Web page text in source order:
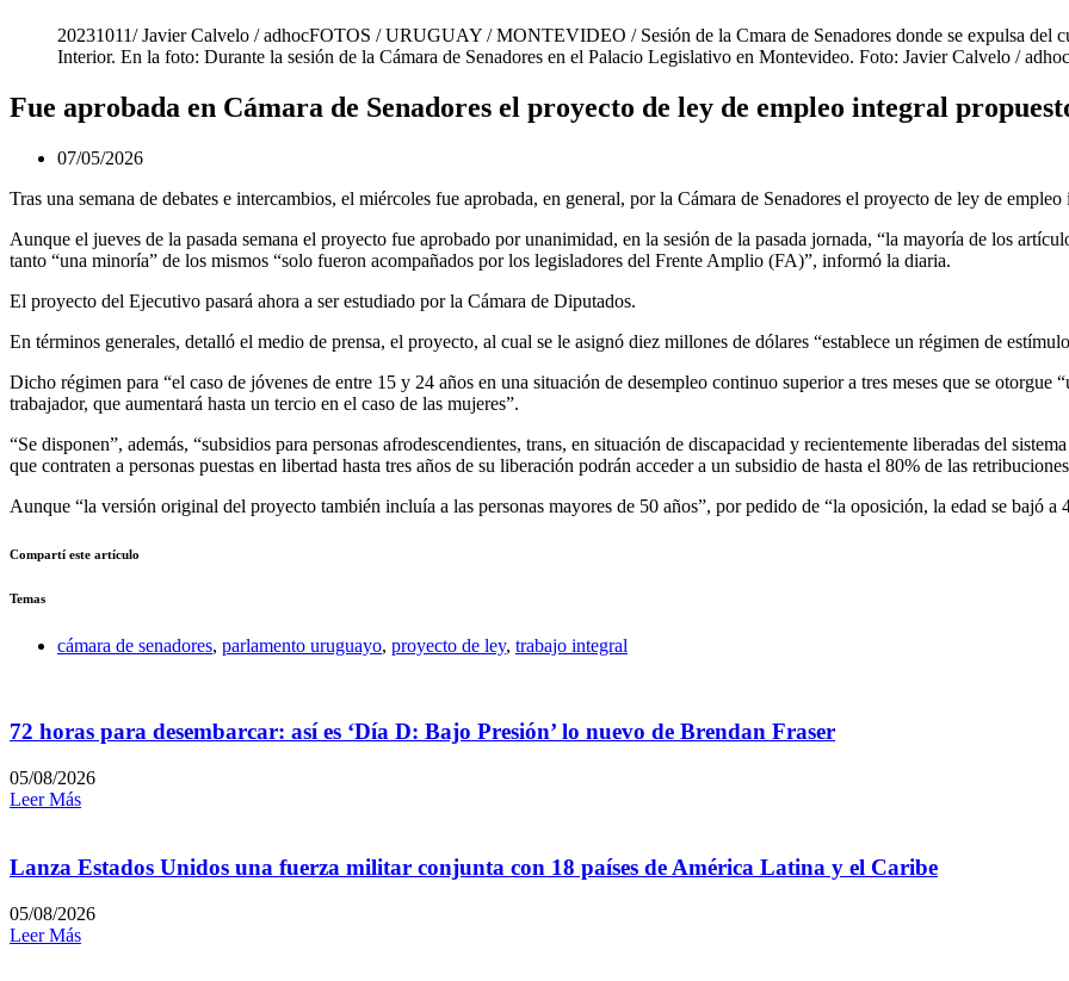
20231011/ Javier Calvelo / adhocFOTOS / URUGUAY / MONTEVIDEO / Sesión de la Cmara de Senadores donde se expulsa del
Interior. En la foto: Durante la sesión de la Cámara de Senadores en el Palacio Legislativo en Montevideo. Foto: Javier Calvelo /
Fue aprobada en Cámara de Senadores el proyecto de ley de empleo integral
07/05/2026
Tras una semana de debates e intercambios, el miércoles fue aprobada, en general, por la Cámara de Senadores el proyecto de ley de
Aunque el jueves de la pasada semana el proyecto fue aprobado por unanimidad, en la sesión de la pasada jornada, “la mayoría de los
tanto “una minoría” de los mismos “solo fueron acompañados por los legisladores del Frente Amplio (FA)”, informó la diaria.
El proyecto del Ejecutivo pasará ahora a ser estudiado por la Cámara de Diputados.
En términos generales, detalló el medio de prensa, el proyecto, al cual se le asignó diez millones de dólares “establece un régimen de
Dicho régimen para “el caso de jóvenes de entre 15 y 24 años en una situación de desempleo continuo superior a tres meses que se otorgue
trabajador, que aumentará hasta un tercio en el caso de las mujeres”.
“Se disponen”, además, “subsidios para personas afrodescendientes, trans, en situación de discapacidad y recientemente liberadas del
que contraten a personas puestas en libertad hasta tres años de su liberación podrán acceder a un subsidio de hasta el 80% de las
Aunque “la versión original del proyecto también incluía a las personas mayores de 50 años”, por pedido de “la oposición, la edad se bajó
Compartí este artículo
Temas
cámara de senadores, parlamento uruguayo, proyecto de ley, trabajo integral
72 horas para desembarcar: así es ‘Día D: Bajo Presión’ lo nuevo de Brendan Fraser
05/08/2026
Leer Más
Lanza Estados Unidos una fuerza militar conjunta con 18 países de América Latina y el Caribe
05/08/2026
Leer Más